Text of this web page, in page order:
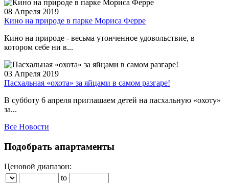
08 Апреля 2019
Кино на природе в парке Мориса Ферре
Кино на природе - весьма утонченное удовольствие, в
котором себе ни в...
03 Апреля 2019
Пасхальная «охота» за яйцами в самом разгаре!
В субботу 6 апреля приглашаем детей на пасхальную «охоту»
за...
Все Новости
Подобрать апартаменты
Ценовой диапазон:
to